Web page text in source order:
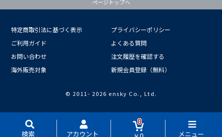
検索 アカウント
0
メニュー
ページトップへ
特定商取引法に基づく表示
プライバシーポリシー
ご利用ガイド
よくある質問
お問い合わせ
注文履歴を確認する
海外販売対象
新規会員登録（無料）
© 2011- 2026 ensky Co., Ltd.